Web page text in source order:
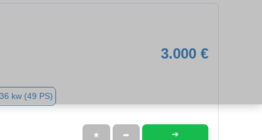
3.000 €
36 kw (49 PS)
★ ➦ ➜